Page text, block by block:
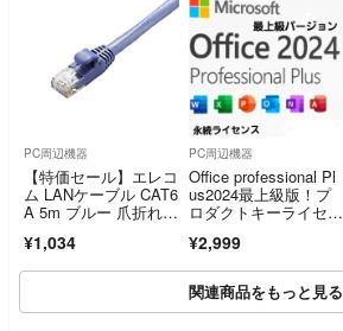
PC周辺機器
【特価セール】エレコ
ム LANケーブル CAT6
A 5m ブルー 爪折れ防
¥1,034
PC周辺機器
Office professional Pl
us2024最上級版！プ
ロダクトキーライセン
2024pro-10台
¥2,999
関連商品をもっと見る